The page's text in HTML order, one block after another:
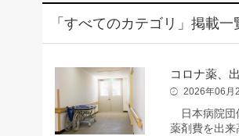
「すべてのカテゴリ」掲載一
コロナ薬、
2026年06月
日本病院団
薬剤費を出